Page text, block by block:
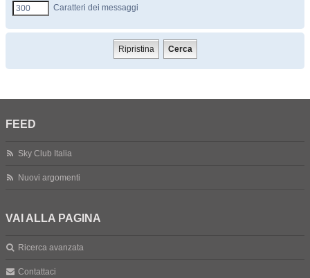
Caratteri dei messaggi
FEED
Sky Club Italia
Nuovi argomenti
VAI ALLA PAGINA
Ricerca avanzata
Contattaci